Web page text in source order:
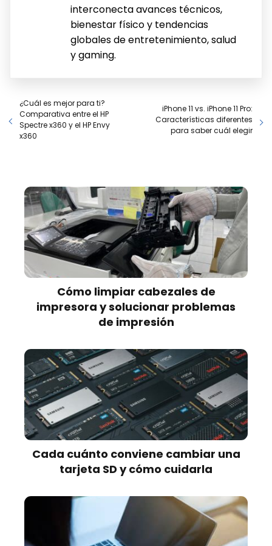
interconecta avances técnicos,
bienestar físico y tendencias
globales de entretenimiento, salud
y gaming.
¿Cuál es mejor para ti?
Comparativa entre el HP
Spectre x360 y el HP Envy
x360
iPhone 11 vs. iPhone 11 Pro:
Características diferentes
para saber cuál elegir
Cómo limpiar cabezales de
impresora y solucionar problemas
de impresión
Cada cuánto conviene cambiar una
tarjeta SD y cómo cuidarla